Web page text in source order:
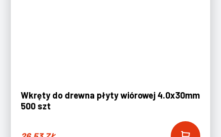
Wkręty do drewna płyty wiórowej 4.0x30mm
500 szt